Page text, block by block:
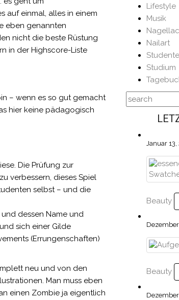
auf einmal, alles in einem
eben genannten
nicht die beste Rüstung
in der Highscore-Liste
– wenn es so gut gemacht
hier keine pädagogisch
Die Prüfung zur
verbessern, dieses Spiel
selbst – und die
dessen Name und
sich einer Gilde
(Errungenschaften)
neu und von den
Man muss eben
einen Zombie ja eigentlich
Lifestyle
Musik
Nailart
Studium
Januar 13,
Beauty
Beauty